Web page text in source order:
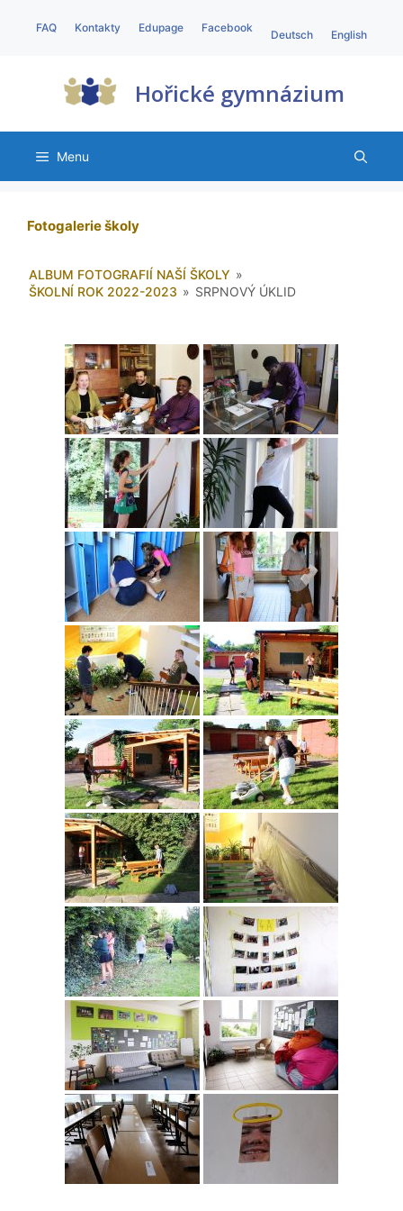
FAQ Kontakty Edupage Facebook
Deutsch English
Hořické gymnázium
Menu
Fotogalerie školy
ALBUM FOTOGRAFIÍ NAŠÍ ŠKOLY »
ŠKOLNÍ ROK 2022-2023 » SRPNOVÝ ÚKLID